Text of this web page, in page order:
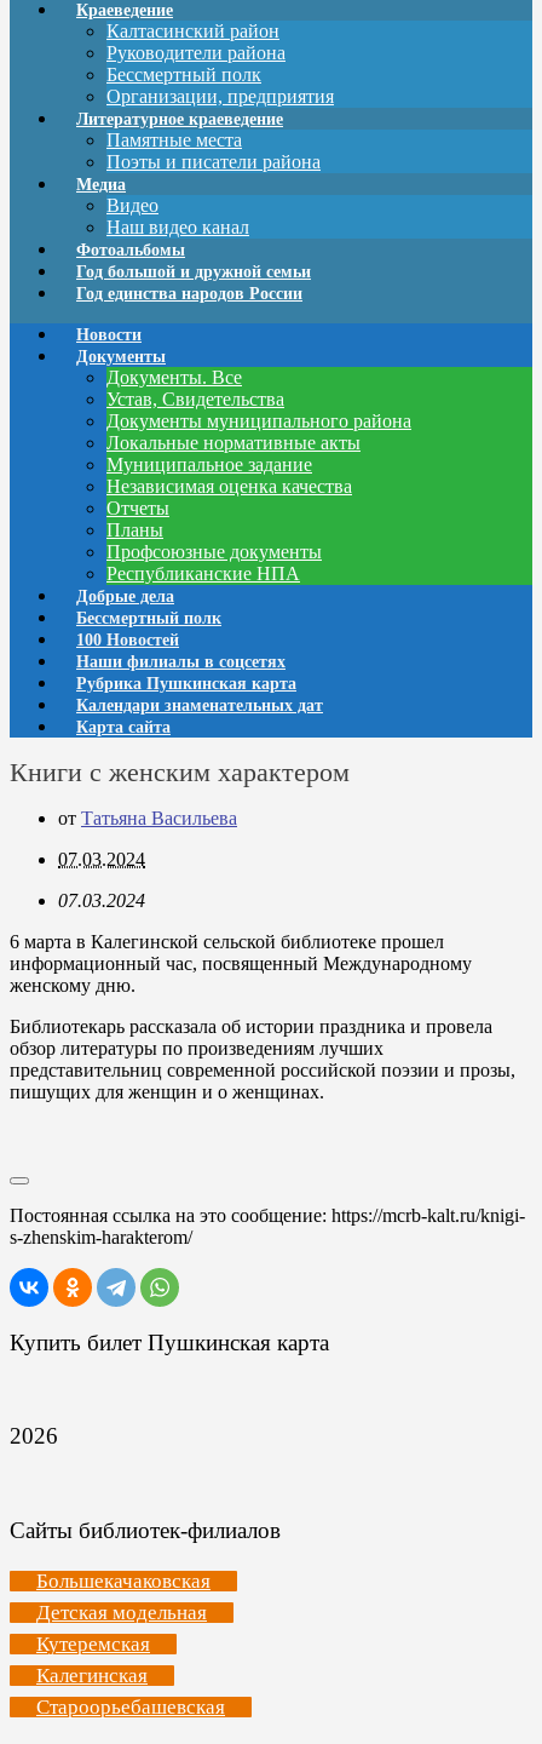
Краеведение
Калтасинский район
Руководители района
Бессмертный полк
Организации, предприятия
Литературное краеведение
Памятные места
Поэты и писатели района
Медиа
Видео
Наш видео канал
Фотоальбомы
Год большой и дружной семьи
Год единства народов России
Новости
Документы
Документы. Все
Устав, Свидетельства
Документы муниципального района
Локальные нормативные акты
Муниципальное задание
Независимая оценка качества
Отчеты
Планы
Профсоюзные документы
Республиканские НПА
Добрые дела
Бессмертный полк
100 Новостей
Наши филиалы в соцсетях
Рубрика Пушкинская карта
Календари знаменательных дат
Карта сайта
Книги с женским характером
от Татьяна Васильева
07.03.2024
07.03.2024
6 марта в Калегинской сельской библиотеке прошел
информационный час, посвященный Международному
женскому дню.
Библиотекарь рассказала об истории праздника и провела
обзор литературы по произведениям лучших
представительниц современной российской поэзии и прозы,
пишущих для женщин и о женщинах.
Постоянная ссылка на это сообщение: https://mcrb-kalt.ru/knigi-
s-zhenskim-harakterom/
Купить билет Пушкинская карта
2026
Сайты библиотек-филиалов
Большекачаковская
Детская модельная
Кутеремская
Калегинская
Староорьебашевская